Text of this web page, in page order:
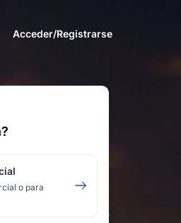
Acceder/Registrarse
o para